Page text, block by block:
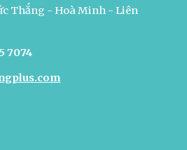
Thắng - Hoà Minh - Liên
7074